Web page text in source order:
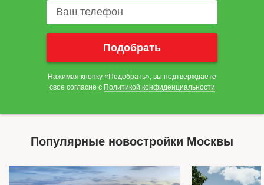
Нажимая кнопку «Подобрать», вы подтверждаете
свое согласие с Политикой конфиденциальности
Популярные новостройки Москвы